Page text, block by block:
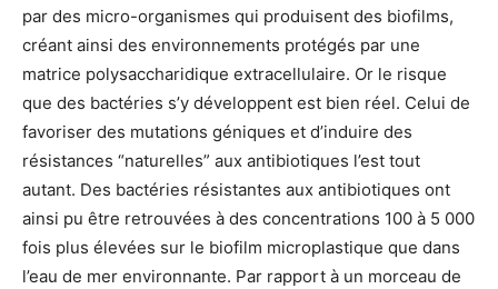
par des micro-organismes qui produisent des biofilms,
créant ainsi des environnements protégés par une
matrice polysaccharidique extracellulaire. Or le risque
que des bactéries s’y développent est bien réel. Celui de
favoriser des mutations géniques et d’induire des
résistances “naturelles” aux antibiotiques l’est tout
autant. Des bactéries résistantes aux antibiotiques ont
ainsi pu être retrouvées à des concentrations 100 à 5 000
fois plus élevées sur le biofilm microplastique que dans
l’eau de mer environnante. Par rapport à un morceau de